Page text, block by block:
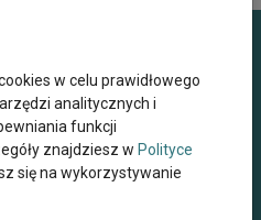
w celu prawidłowego
analitycznych i
funkcji
znajdziesz w Polityce
się na wykorzystywanie
Osób Starszych,
oraz